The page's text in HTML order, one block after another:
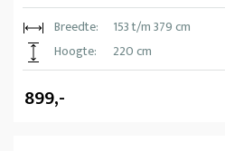
Breedte:
153 t/m 379 cm
Hoogte:
220 cm
899,-